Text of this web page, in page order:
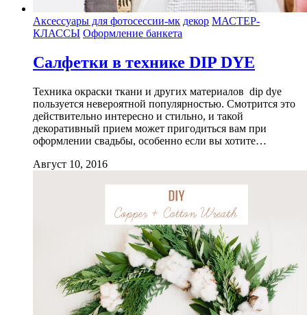
Аксессуары для фотосессии-мк декор МАСТЕР-
КЛАССЫ Оформление банкета
Салфетки в технике DIP DYE
Техника окраски ткани и других материалов dip dye
пользуется невероятной популярностью. Смотрится это
действительно интересно и стильно, и такой
декоративный прием может пригодиться вам при
оформлении свадьбы, особенно если вы хотите…
Август 10, 2016